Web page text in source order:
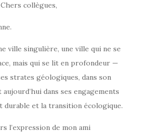
collègues,
ville singulière, une ville qui ne se
mais qui se lit en profondeur —
strates géologiques, dans son
dans ses engagements
durable et la transition écologique.
l’expression de mon ami